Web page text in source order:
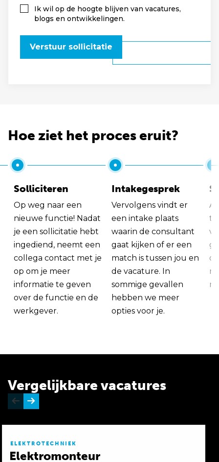
Ik wil op de hoogte blijven van vacatures,
blogs en ontwikkelingen.
Verstuur sollicitatie
Hoe ziet het proces eruit?
Solliciteren
Op weg naar een
nieuwe functie! Nadat
je een sollicitatie hebt
ingediend, neemt een
collega contact met je
op om je meer
informatie te geven
over de functie en de
werkgever.
Intakegesprek
Vervolgens vindt er
een intake plaats
waarin de consultant
gaat kijken of er een
match is tussen jou en
de vacature. In
sommige gevallen
hebben we meer
opties voor je.
Vergelijkbare vacatures
ELEKTROTECHNIEK
Elektromonteur